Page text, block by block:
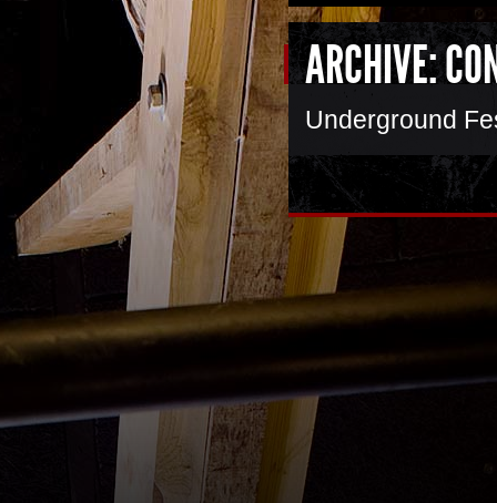
ARCHIVE:
Underground